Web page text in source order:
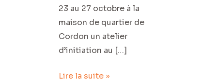
23 au 27 octobre à la
maison de quartier de
Cordon un atelier
d’initiation au […]
Lire la suite »